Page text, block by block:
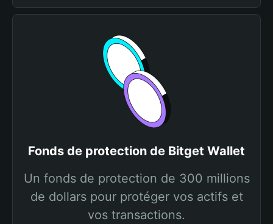
Fonds de protection de Bitget Wallet
Un fonds de protection de 300 millions
de dollars pour protéger vos actifs et
vos transactions.